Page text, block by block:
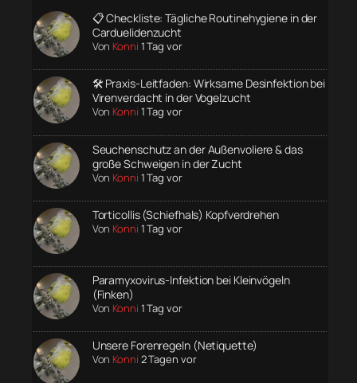
📋 Checkliste: Tägliche Routinehygiene in der
Carduelidenzucht
Von Konni 1 Tag vor
🛠️ Praxis-Leitfaden: Wirksame Desinfektion bei
Virenverdacht in der Vogelzucht
Von Konni 1 Tag vor
Seuchenschutz an der Außenvoliere & das
große Schweigen in der Zucht
Von Konni 1 Tag vor
Torticollis (Schiefhals) Kopfverdrehen
Von Konni 1 Tag vor
Paramyxovirus-Infektion bei Kleinvögeln
(Finken)
Von Konni 1 Tag vor
Unsere Forenregeln (Netiquette)
Von Konni 2 Tagen vor